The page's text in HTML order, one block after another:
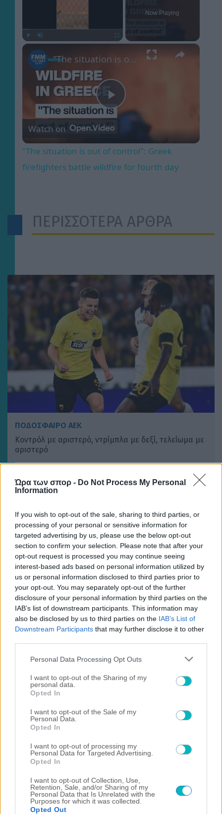
Ώρα των σπορ - Do Not Process My Personal
Information
If you wish to opt-out of the sale, sharing to third parties, or
processing of your personal or sensitive information for
targeted advertising by us, please use the below opt-out
section to confirm your selection. Please note that after your
opt-out request is processed you may continue seeing
interest-based ads based on personal information utilized by
us or personal information disclosed to third parties prior to
your opt-out. You may separately opt-out of the further
disclosure of your personal information by third parties on the
IAB’s list of downstream participants. This information may
also be disclosed by us to third parties on the IAB’s List of
Downstream Participants that may further disclose it to other
Please note that this website/app uses one or more Google
not limited to your visit or usage behaviour. You may click to
grant or deny consent to Google and its third-party tags to
use your data for below specified purposes in below Google
consent section.
Personal Data Processing Opt Outs
I want to opt-out of the Sharing of my
personal data.
Opted In
I want to opt-out of the Sale of my
Personal Data.
Opted In
I want to opt-out of processing my
Personal Data for Targeted Advertising.
Opted In
I want to opt-out of Collection, Use,
Retention, Sale, and/or Sharing of my
Personal Data that Is Unrelated with the
Purposes for which it was collected.
Opted Out
Now Playing
×
Play
Video
"The situation is out of control": Greek firefighters battle wildfire for fourth day
Watch on
"The situation is out of control": Greek
firefighters battle wildfire for fourth day
ΠΕΡΙΣΣΟΤΕΡΑ ΑΡΘΡΑ
ΠΟΔΟΣΦΑΙΡΟ ΑΕΚ
Κοντρόλ με αριστερό, ντρίμπλα με δεξί, τελείωμα με
αριστερό
ΟΦΗ: Ανεβαίνει ο Γκονζάλες ενόψει ΑΕΚ, μέσα ο
Ντίκμαν